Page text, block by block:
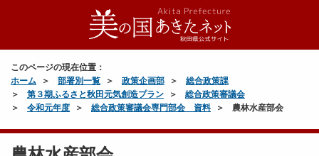
このページの現在位置：
ホーム
部署別一覧 政策企画部
総合政策課
第３期ふるさと秋田元気創造プラン
総合政策審議会
令和元年度
総合政策審議会専門部会 資料 農林水産部会